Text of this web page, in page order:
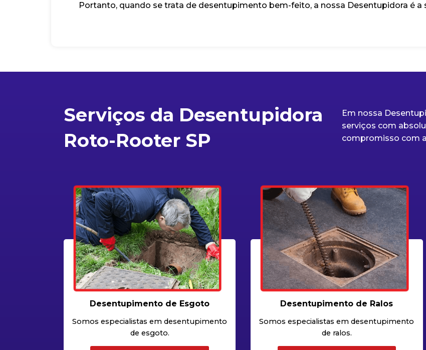
Portanto, quando se trata de desentupimento bem-feito, a nossa Desentupidora é a
Serviços da Desentupidora
Roto-Rooter SP
Em nossa
serviços com
compromisso com
Desentupimento de Esgoto
Somos especialistas em desentupimento
de esgoto.
Desentupimento de Ralos
Somos especialistas em desentupimento
de ralos.